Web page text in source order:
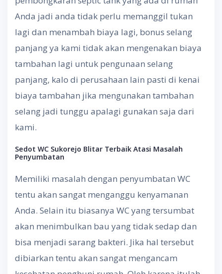
Anda jadi anda tidak perlu memanggil tukan
lagi dan menambah biaya lagi, bonus selang
panjang ya kami tidak akan mengenakan biaya
tambahan lagi untuk pengunaan selang
panjang, kalo di perusahaan lain pasti di kenai
biaya tambahan jika mengunakan tambahan
selang jadi tunggu apalagi gunakan saja dari
kami.
Sedot WC Sukorejo Blitar Terbaik Atasi Masalah
Penyumbatan
Memiliki masalah dengan penyumbatan WC
tentu akan sangat menganggu kenyamanan
Anda. Selain itu biasanya WC yang tersumbat
akan menimbulkan bau yang tidak sedap dan
bisa menjadi sarang bakteri. Jika hal tersebut
dibiarkan tentu akan sangat mengancam